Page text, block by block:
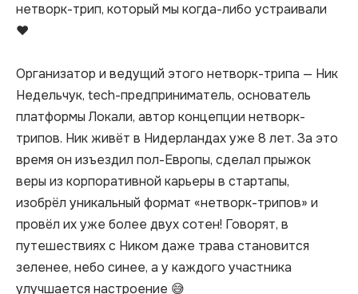
нетворк-трип, который мы когда-либо устраивали
❤️
Организатор и ведущий этого нетворк-трипа — Ник
Недельчук, tech-предприниматель, основатель
платформы Локали, автор концепции нетворк-
трипов. Ник живёт в Нидерландах уже 8 лет. За это
время он изъездил пол-Европы, сделал прыжок
веры из корпоративной карьеры в стартапы,
изобрёл уникальный формат «нетворк-трипов» и
провёл их уже более двух сотен! Говорят, в
путешествиях с Ником даже трава становится
зеленее, небо синее, а у каждого участника
улучшается настроение 😅